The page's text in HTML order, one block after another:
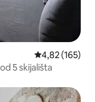
Prosječna
4,82 (165)
5 skijališta